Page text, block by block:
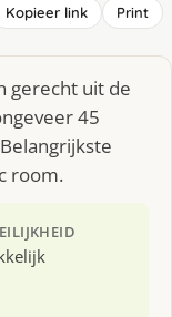
Kopieer link Print
gerecht uit de
45
room.